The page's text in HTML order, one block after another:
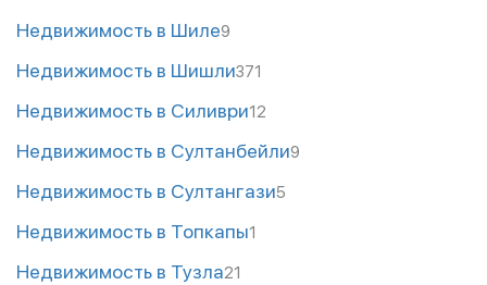
Недвижимость в Шиле9
Недвижимость в Шишли371
Недвижимость в Силиври12
Недвижимость в Султанбейли9
Недвижимость в Султангази5
Недвижимость в Топкапы1
Недвижимость в Тузла21